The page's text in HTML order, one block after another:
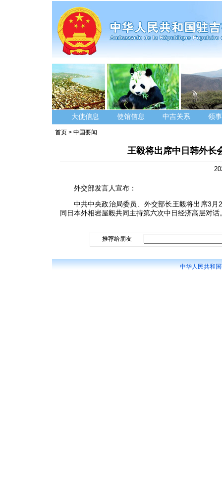
大使信息 使馆信息 中吉关系 领
首页 > 中国要闻
王毅将出席中日韩外长
外交部发言人宣布：
中共中央政治局委员、外交部长王毅将出席3
同日本外相岩屋毅共同主持第六次中日经济高层对话
推荐给朋友
中华人民共和